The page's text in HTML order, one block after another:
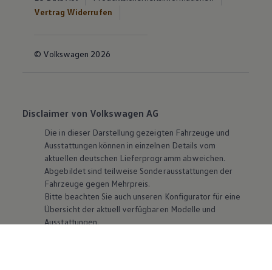
Vertrag Widerrufen
© Volkswagen 2026
Disclaimer von Volkswagen AG
Die in dieser Darstellung gezeigten Fahrzeuge und
Ausstattungen können in einzelnen Details vom
aktuellen deutschen Lieferprogramm abweichen.
Abgebildet sind teilweise Sonderausstattungen der
Fahrzeuge gegen Mehrpreis.
Bitte beachten Sie auch unseren Konfigurator für eine
Übersicht der aktuell verfügbaren Modelle und
Ausstattungen.